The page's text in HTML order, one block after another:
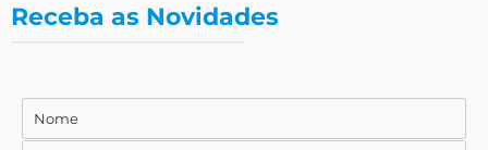
Receba as Novidades
Nome
Nome